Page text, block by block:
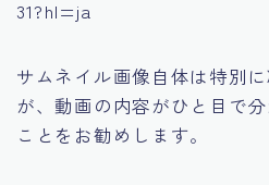
31?hl=ja
サムネイル画像自体は特別
が、動画の内容がひと目で
ことをお勧めします。